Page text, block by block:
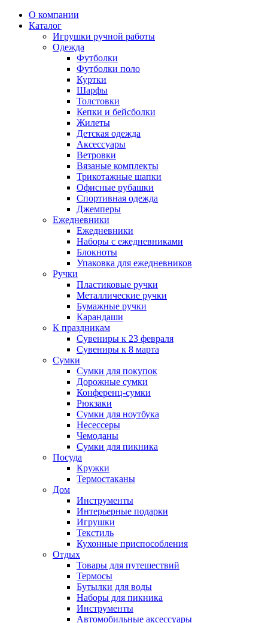
О компании
Каталог
Игрушки ручной работы
Одежда
Футболки
Футболки поло
Куртки
Шарфы
Толстовки
Кепки и бейсболки
Жилеты
Детская одежда
Аксессуары
Ветровки
Вязаные комплекты
Трикотажные шапки
Офисные рубашки
Спортивная одежда
Джемперы
Ежедневники
Ежедневники
Наборы с ежедневниками
Блокноты
Упаковка для ежедневников
Ручки
Пластиковые ручки
Металлические ручки
Бумажные ручки
Карандаши
К праздникам
Сувениры к 23 февраля
Сувениры к 8 марта
Сумки
Сумки для покупок
Дорожные сумки
Конференц-сумки
Рюкзаки
Сумки для ноутбука
Несессеры
Чемоданы
Сумки для пикника
Посуда
Кружки
Термостаканы
Дом
Инструменты
Интерьерные подарки
Игрушки
Текстиль
Кухонные приспособления
Отдых
Товары для путешествий
Термосы
Бутылки для воды
Наборы для пикника
Инструменты
Автомобильные аксессуары